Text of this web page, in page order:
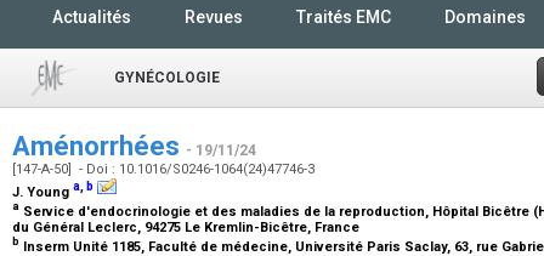
Actualités Revues Traités EMC Domaines
GYNÉCOLOGIE
Aménorrhées - 19/11/24
[147-A-50] - Doi : 10.1016/S0246-1064(24)47746-3
J. Young a, b
a Service d'endocrinologie et des maladies de la reproduction, Hôpital Bicêtre
du Général Leclerc, 94275 Le Kremlin-Bicêtre, France
b Inserm Unité 1185, Faculté de médecine, Université Paris Saclay, 63, rue